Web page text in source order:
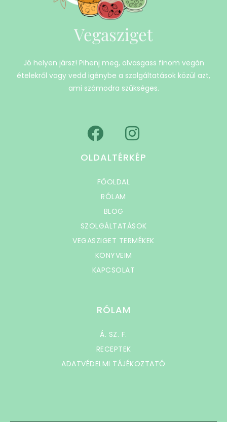
Vegasziget
Jó helyen jársz! Pihenj meg, olvasgass finom vegán
ételekről vagy vedd igénybe a szolgáltatások közül azt,
ami számodra szükséges.
OLDALTÉRKÉP
FŐOLDAL
RÓLAM
BLOG
SZOLGÁLTATÁSOK
VEGASZIGET TERMÉKEK
KÖNYVEIM
KAPCSOLAT
RÓLAM
Á. SZ. F.
RECEPTEK
ADATVÉDELMI TÁJÉKOZTATÓ